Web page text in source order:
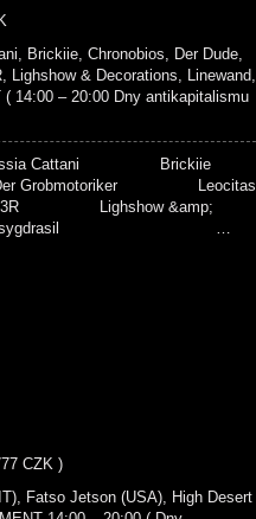
Brickiie, Chronobios, Der Dude,
Lighshow & Decorations, Linewand,
14:00 – 20:00 Dny antikapitalismu
Alessia Cattani Brickiie
Leocitas
&amp;
…
CZK )
Fatso Jetson (USA), High Desert